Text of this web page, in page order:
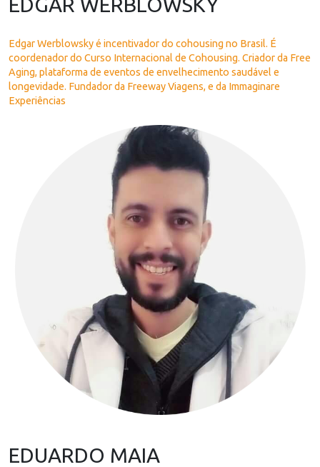
Edgar Werblowsky é incentivador do cohousing no Brasil. É
coordenador do Curso Internacional de Cohousing. Criador da Free
Aging, plataforma de eventos de envelhecimento saudável e
longevidade. Fundador da Freeway Viagens, e da Immaginare
Experiências
EDUARDO MAIA